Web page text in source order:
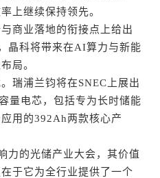
上继续保持领先。
业落地的衔接点上给出
晶科将带来在AI算力与新能
局。
浦兰钧将在SNEC上展出
量电芯，包括专为长时储能
用的392Ah两款核心产
的光储产业大会，其价值
于它为全行业提供了一个